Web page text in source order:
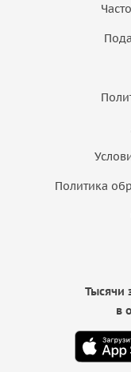
Политика
Тысячи
в